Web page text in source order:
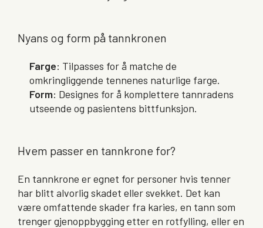
Nyans og form på tannkronen
Farge: Tilpasses for å matche de
omkringliggende tennenes naturlige farge.
Form: Designes for å komplettere tannradens
utseende og pasientens bittfunksjon.
Hvem passer en tannkrone for?
En tannkrone er egnet for personer hvis tenner
har blitt alvorlig skadet eller svekket. Det kan
være omfattende skader fra karies, en tann som
trenger gjenoppbygging etter en rotfylling, eller en